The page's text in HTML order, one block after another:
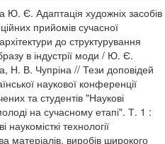
Ю. Є. Адаптація художніх засобів
прийомів сучасної
до структурування
в індустрії моди / Ю. Є.
Н. В. Чупріна // Тези доповідей
наукової конференції
та студентів "Наукові
на сучасному етапі". Т. 1 :
наукомісткі технології
матеріалів, виробів широкого